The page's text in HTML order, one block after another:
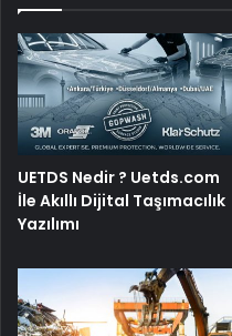
UETDS Nedir ? Uetds.com
İle Akıllı Dijital Taşımacılık
Yazılımı